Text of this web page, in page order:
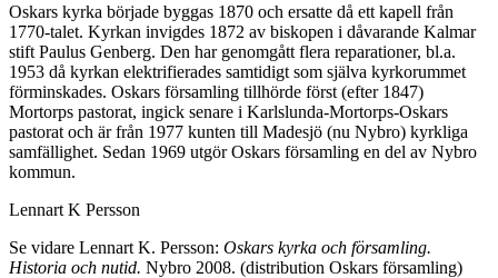
Oskars kyrka började byggas 1870 och ersatte då ett kapell från
1770-talet. Kyrkan invigdes 1872 av biskopen i dåvarande Kalmar
stift Paulus Genberg. Den har genomgått flera reparationer, bl.a.
1953 då kyrkan elektrifierades samtidigt som själva kyrkorummet
förminskades. Oskars församling tillhörde först (efter 1847)
Mortorps pastorat, ingick senare i Karlslunda-Mortorps-Oskars
pastorat och är från 1977 kunten till Madesjö (nu Nybro) kyrkliga
samfällighet. Sedan 1969 utgör Oskars församling en del av Nybro
kommun.
Lennart K Persson
Se vidare Lennart K. Persson: Oskars kyrka och församling.
Historia och nutid. Nybro 2008. (distribution Oskars församling)